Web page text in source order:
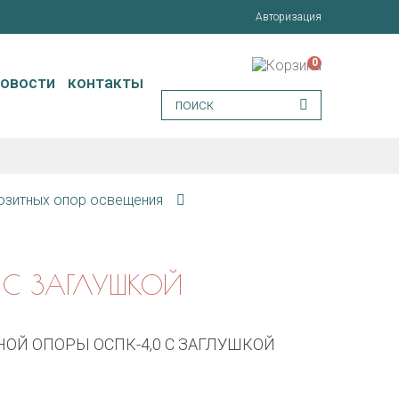
Авторизация
контакты
0
опор освещения
ЗАГЛУШКОЙ
ОПОРЫ ОСПК-4,0 С ЗАГЛУШКОЙ